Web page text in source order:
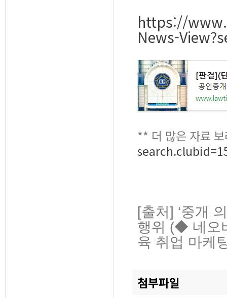
https://
News-
** 더 많은 자료
[출처] ‘중개
행위 (◆ 네오
육 취업 마케
첨부파일